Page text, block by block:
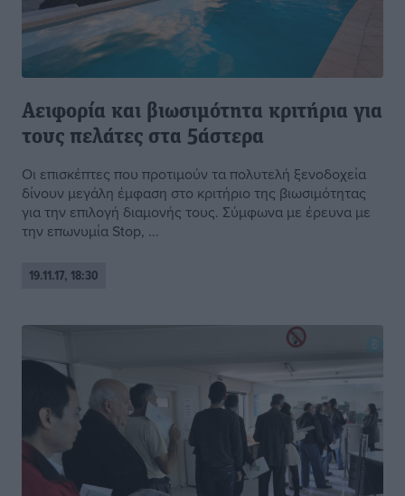
Αειφορία και βιωσιμότητα κριτήρια για
τους πελάτες στα 5άστερα
Οι επισκέπτες που προτιμούν τα πολυτελή ξενοδοχεία
δίνουν μεγάλη έμφαση στο κριτήριο της βιωσιμότητας
για την επιλογή διαμονής τους. Σύμφωνα με έρευνα με
την επωνυμία Stop, ...
19.11.17, 18:30